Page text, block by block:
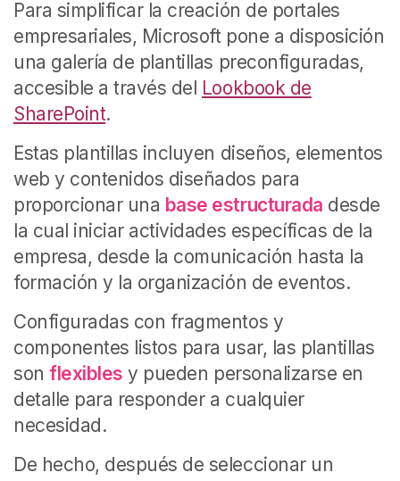
Para simplificar la creación de portales
empresariales, Microsoft pone a disposición
una galería de plantillas preconfiguradas,
accesible a través del Lookbook de
SharePoint.
Estas plantillas incluyen diseños, elementos
web y contenidos diseñados para
proporcionar una base estructurada desde
la cual iniciar actividades específicas de la
empresa, desde la comunicación hasta la
formación y la organización de eventos.
Configuradas con fragmentos y
componentes listos para usar, las plantillas
son flexibles y pueden personalizarse en
detalle para responder a cualquier
necesidad.
De hecho, después de seleccionar un